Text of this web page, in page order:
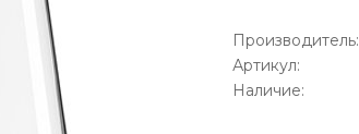
Производитель:
Артикул:
Наличие: